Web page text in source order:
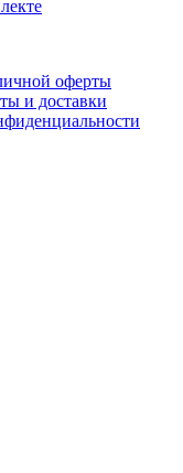
оферты
и доставки